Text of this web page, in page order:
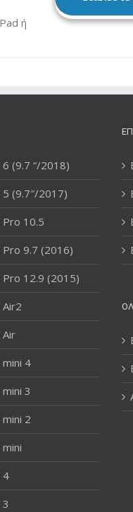
ή
6 (9.7 “/2018)
5 (9.7″/2017)
Pro 10.5
Pro 9.7 (2016)
Pro 12.9 (2015)
Air2
Air
mini 4
3
mini 2
mini
4